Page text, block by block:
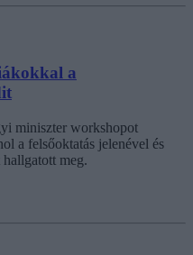
a
miniszter workshopot
a felsőoktatás jelenével és
meg.